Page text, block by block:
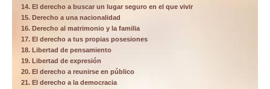
14. El derecho a buscar un lugar seguro en el que vivir
15. Derecho a una nacionalidad
16. Derecho al matrimonio y la familia
17. El derecho a tus propias posesiones
18. Libertad de pensamiento
19. Libertad de expresión
20. El derecho a reunirse en público
21. El derecho a la democracia